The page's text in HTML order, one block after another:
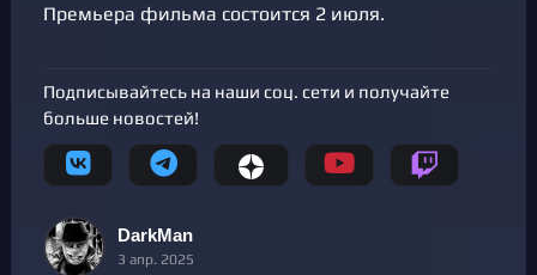
Премьера фильма состоится 2 июля.
Подписывайтесь на наши соц. сети и получайте
больше новостей!
DarkMan
3 апр. 2025